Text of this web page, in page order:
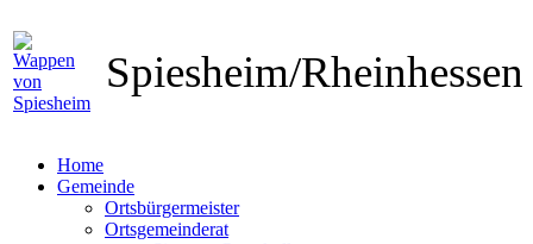
Spiesheim/
Home
Gemeinde
Ortsbürgermeister
Ortsgemeinderat